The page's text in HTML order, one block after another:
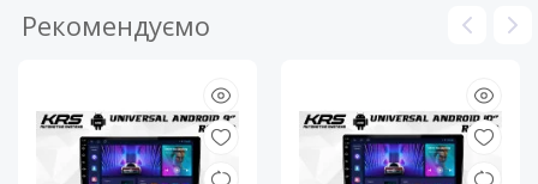
Рекомендуємо